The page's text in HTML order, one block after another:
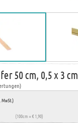
50 cm, 0,5 x 3 cm
(100cm = € 1,90)